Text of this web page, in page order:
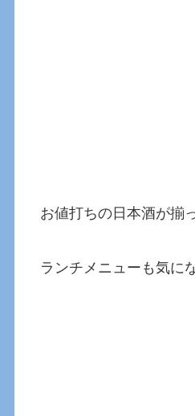
お値打ちの日本酒が揃
ランチメニューも気に